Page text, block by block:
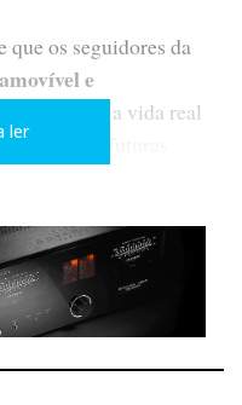
que os seguidores da
e
mas muda a vida real
permite futuras
ler